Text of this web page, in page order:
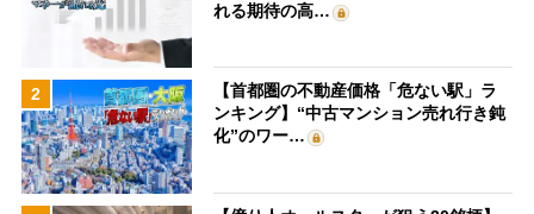
れる期待の高…
2
【首都圏の不動産価格「危ない駅」ラ
ンキング】“中古マンション売れ行き鈍
化”のワー…